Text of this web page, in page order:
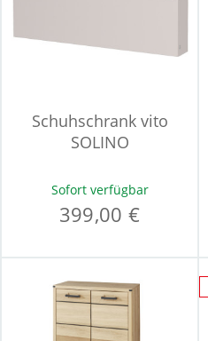
Schuhschrank vito
SOLINO
Sofort verfügbar
399,00 €